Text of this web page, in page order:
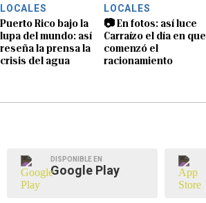
LOCALES
Puerto Rico bajo la
lupa del mundo: así
reseña la prensa la
crisis del agua
LOCALES
📷 En fotos: así luce
Carraízo el día en que
comenzó el
racionamiento
DISPONIBLE EN
Google Play